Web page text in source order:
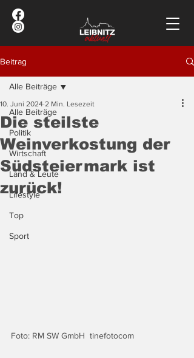
Beitrag
Alle Beiträge
Politik
Wirtschaft
Land & Leute
Lifestyle
Top
Sport
Alle Beiträge
Die steilste
Weinverkostung der
Südsteiermark ist
zurück!
10. Juni 2024 2 Min. Lesezeit
Foto: RM SW GmbH  tinefotocom